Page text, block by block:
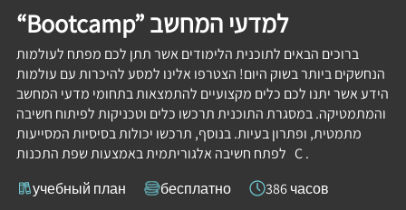
“Bootcamp” למדעי המחשב
ברוכים הבאים לתוכנית הלימודים אשר תתן לכם מפתח לעולמות
הנחשקים ביותר בשוק היום! הצטרפו אלינו למסע להיכרות עם עולמות
הידע אשר יתנו לכם כלים מקצועיים להתמצאות בתחומי מדעי המחשב
והמתמטיקה. במסגרת התוכנית תרכשו כלים וטכניקות לפיתוח חשיבה
מתמטית, ופתרון בעיות. בנוסף, תרכשו יכולות בסיסיות המסייעות
לפתח חשיבה אלגוריתמית באמצעות שפת התכנות C .
учебный план
бесплатно 386 часов